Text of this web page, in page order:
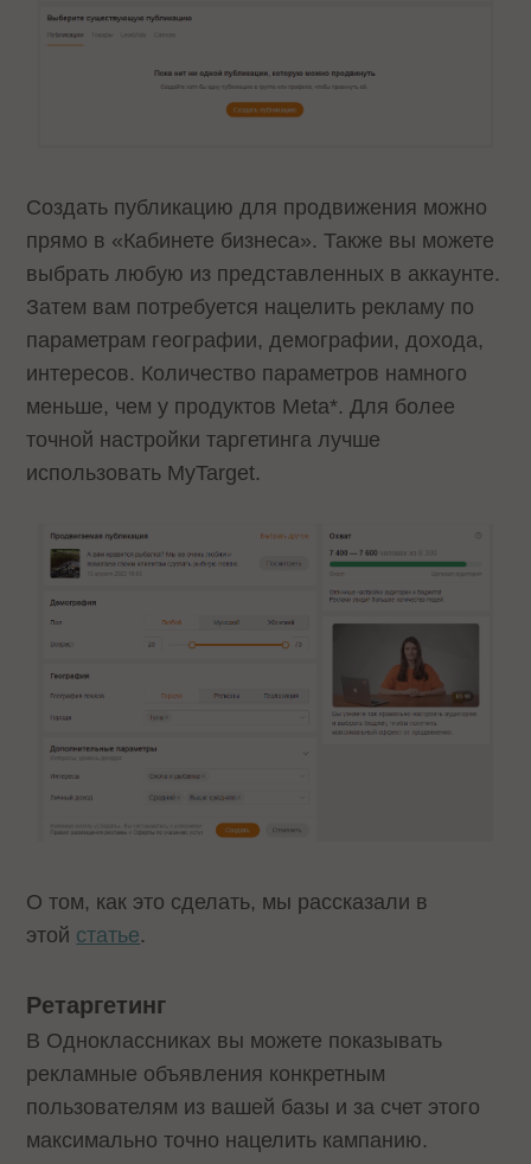
Создать публикацию для продвижения можно
прямо в «Кабинете бизнеса». Также вы можете
выбрать любую из представленных в аккаунте.
Затем вам потребуется нацелить рекламу по
параметрам географии, демографии, дохода,
интересов. Количество параметров намного
меньше, чем у продуктов Meta*. Для более
точной настройки таргетинга лучше
использовать MyTarget.
О том, как это сделать, мы рассказали в
этой статье.
Ретаргетинг
В Одноклассниках вы можете показывать
рекламные объявления конкретным
пользователям из вашей базы и за счет этого
максимально точно нацелить кампанию.